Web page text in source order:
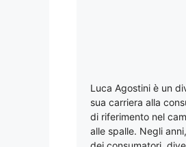
Luca Agostini è un
sua carriera alla
di riferimento nel
alle spalle. Negli